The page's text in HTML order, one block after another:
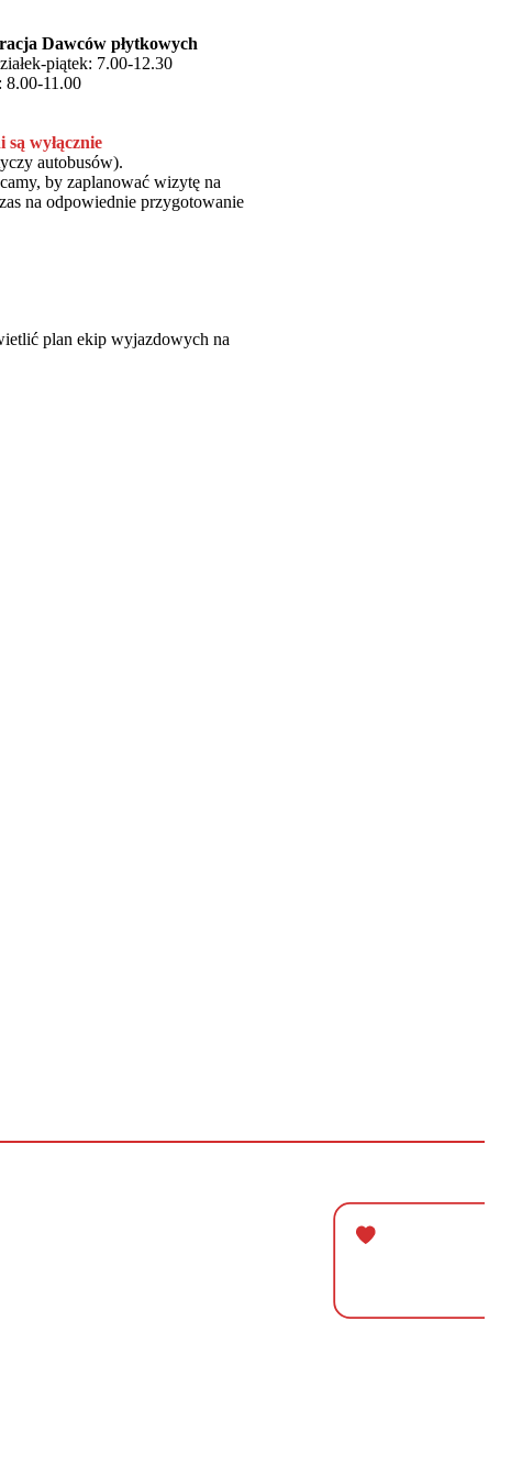
Dawców płytkowych
piątek: 7.00-12.30
8.00-11.00
wyłącznie
autobusów).
by zaplanować wizytę na
na odpowiednie przygotowanie
plan ekip wyjazdowych na